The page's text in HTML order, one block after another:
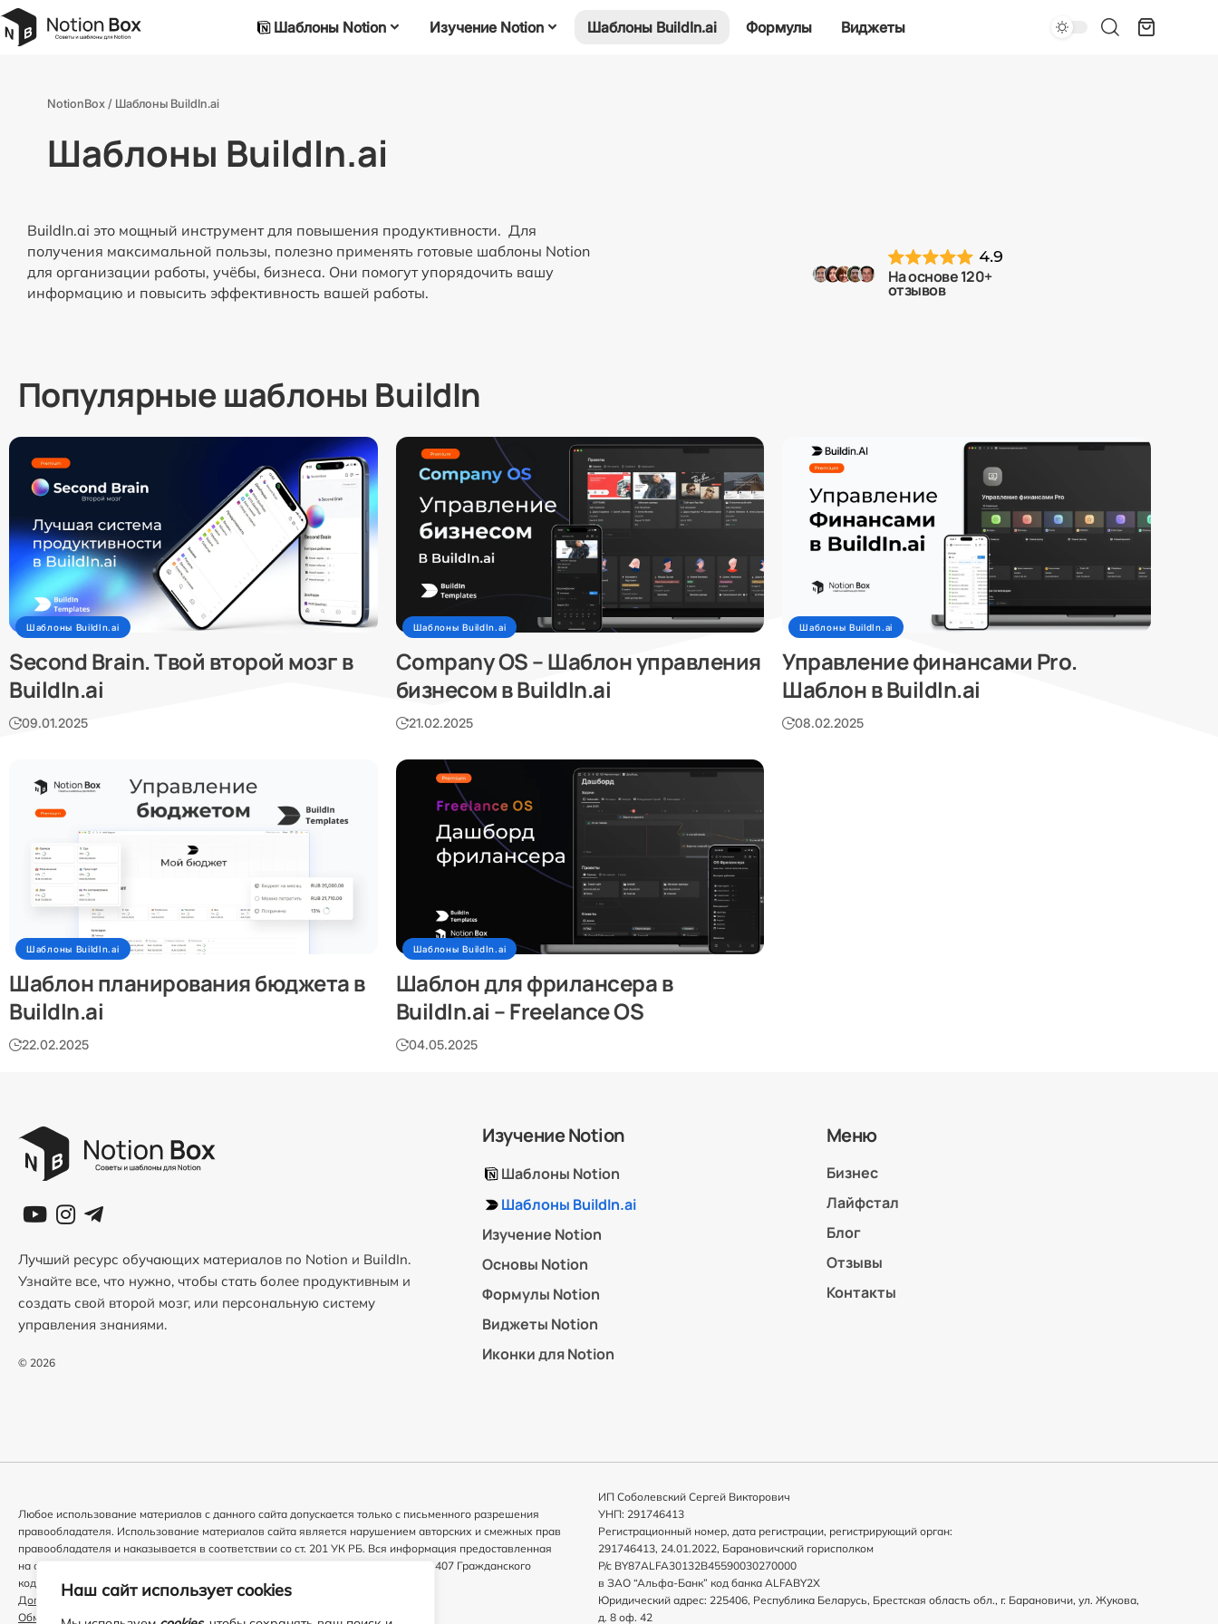
Наш сайт использует cookies
Шаблоны Notion Изучение Notion Шаблоны BuildIn.ai Формулы Виджеты
NotionBox / Шаблоны BuildIn.ai
Шаблоны BuildIn.ai
BuildIn.ai это мощный инструмент для повышения продуктивности. Для
получения максимальной пользы, полезно применять готовые шаблоны Notion
для организации работы, учёбы, бизнеса. Они помогут упорядочить вашу
информацию и повысить эффективность вашей работы.
На основе 120+
отзывов
Популярные шаблоны BuildIn
Шаблоны BuildIn.ai
Second Brain. Твой второй мозг в
BuildIn.ai
09.01.2025
Шаблоны BuildIn.ai
Company OS – Шаблон управления
бизнесом в BuildIn.ai
21.02.2025
Шаблоны BuildIn.ai
Управление финансами Pro.
Шаблон в BuildIn.ai
08.02.2025
Шаблоны BuildIn.ai
Шаблон планирования бюджета в
BuildIn.ai
22.02.2025
Шаблоны BuildIn.ai
Шаблон для фрилансера в
BuildIn.ai – Freelance OS
04.05.2025
Лучший ресурс обучающих материалов по Notion и BuildIn.
Узнайте все, что нужно, чтобы стать более продуктивным и
создать свой второй мозг, или персональную систему
управления знаниями.
© 2026
Изучение Notion
Шаблоны Notion
Шаблоны BuildIn.ai
Изучение Notion
Основы Notion
Формулы Notion
Виджеты Notion
Иконки для Notion
Меню
Бизнес
Лайфстал
Блог
Отзывы
Контакты
Любое использование материалов с данного сайта допускается только с письменного разрешения
правообладателя. Использование материалов сайта является нарушением авторских и смежных прав
правообладателя и наказывается в соответствии со ст. 201 УК РБ. Вся информация предоставленная
на сайте не является публичной офертой, определяемой положениями Статьи 407 Гражданского
кодекса РБ.
Договор оферта
Обмен и возврат
ИП Соболевский Сергей Викторович
УНП: 291746413
Регистрационный номер, дата регистрации, регистрирующий орган:
291746413, 24.01.2022, Барановичский горисполком
Р/с BY87ALFA30132B45590030270000
в ЗАО “Альфа-Банк” код банка ALFABY2X
Юридический адрес: 225406, Республика Беларусь, Брестская область обл., г. Барановичи, ул. Жукова,
д. 8 оф. 42